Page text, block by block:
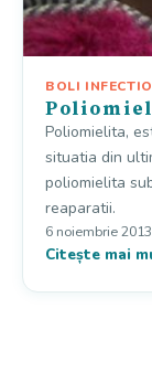
BOLI
Poliomielita,
situatia din
poliomielita
reaparatii.
6 noiembrie 2013
Citește mai